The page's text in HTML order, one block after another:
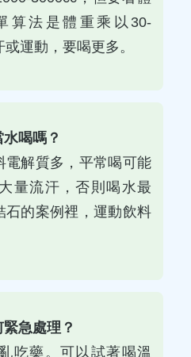
算法是體重乘以30-
運動，要喝更多。
喝嗎？
電解質多，平常喝可能
量流汗，否則喝水最
石的案例裡，運動飲料
急處理？
吃藥。可以試著喝溫